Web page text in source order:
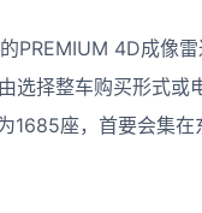
PREMIUM 4D成像
选择整车购买形式或
1685座，首要会集在